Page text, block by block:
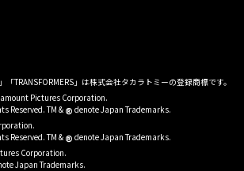
TRANSFORMERS」は株式会社タカラトミーの登録商標です。
Pictures Corporation.
Reserved. TM & ® denote Japan Trademarks.
Reserved. TM & ® denote Japan Trademarks.
Corporation.
Japan Trademarks.